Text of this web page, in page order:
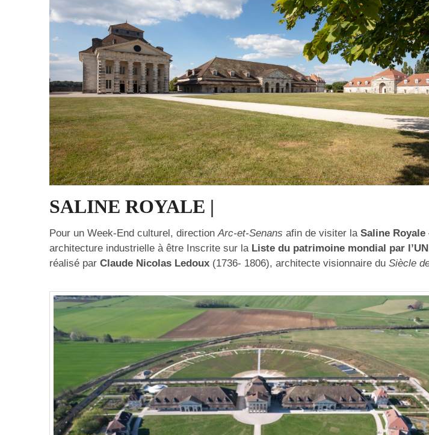
SALINE ROYALE |
Pour un Week-End culturel, directionArc-et-Senans afin de visiter laSaline Royale
architecture industrielle à être Inscrite sur laListe du patrimoine mondial par
réalisé par Claude Nicolas Ledoux (1736- 1806), architecte visionnaire du Siècle